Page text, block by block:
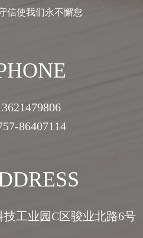
信使我们永不懈怠
86407114
工业园C区骏业北路6号